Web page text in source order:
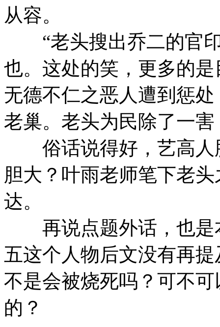
从容。
“老头搜出乔二的官印
也。这处的笑，更多的
无德不仁之恶人遭到惩
老巢。老头为民除了一
俗话说得好，艺高人
胆大？叶雨老师笔下老
达。
再说点题外话，也是
五这个人物后文没有再
不是会被烧死吗？可不
的？